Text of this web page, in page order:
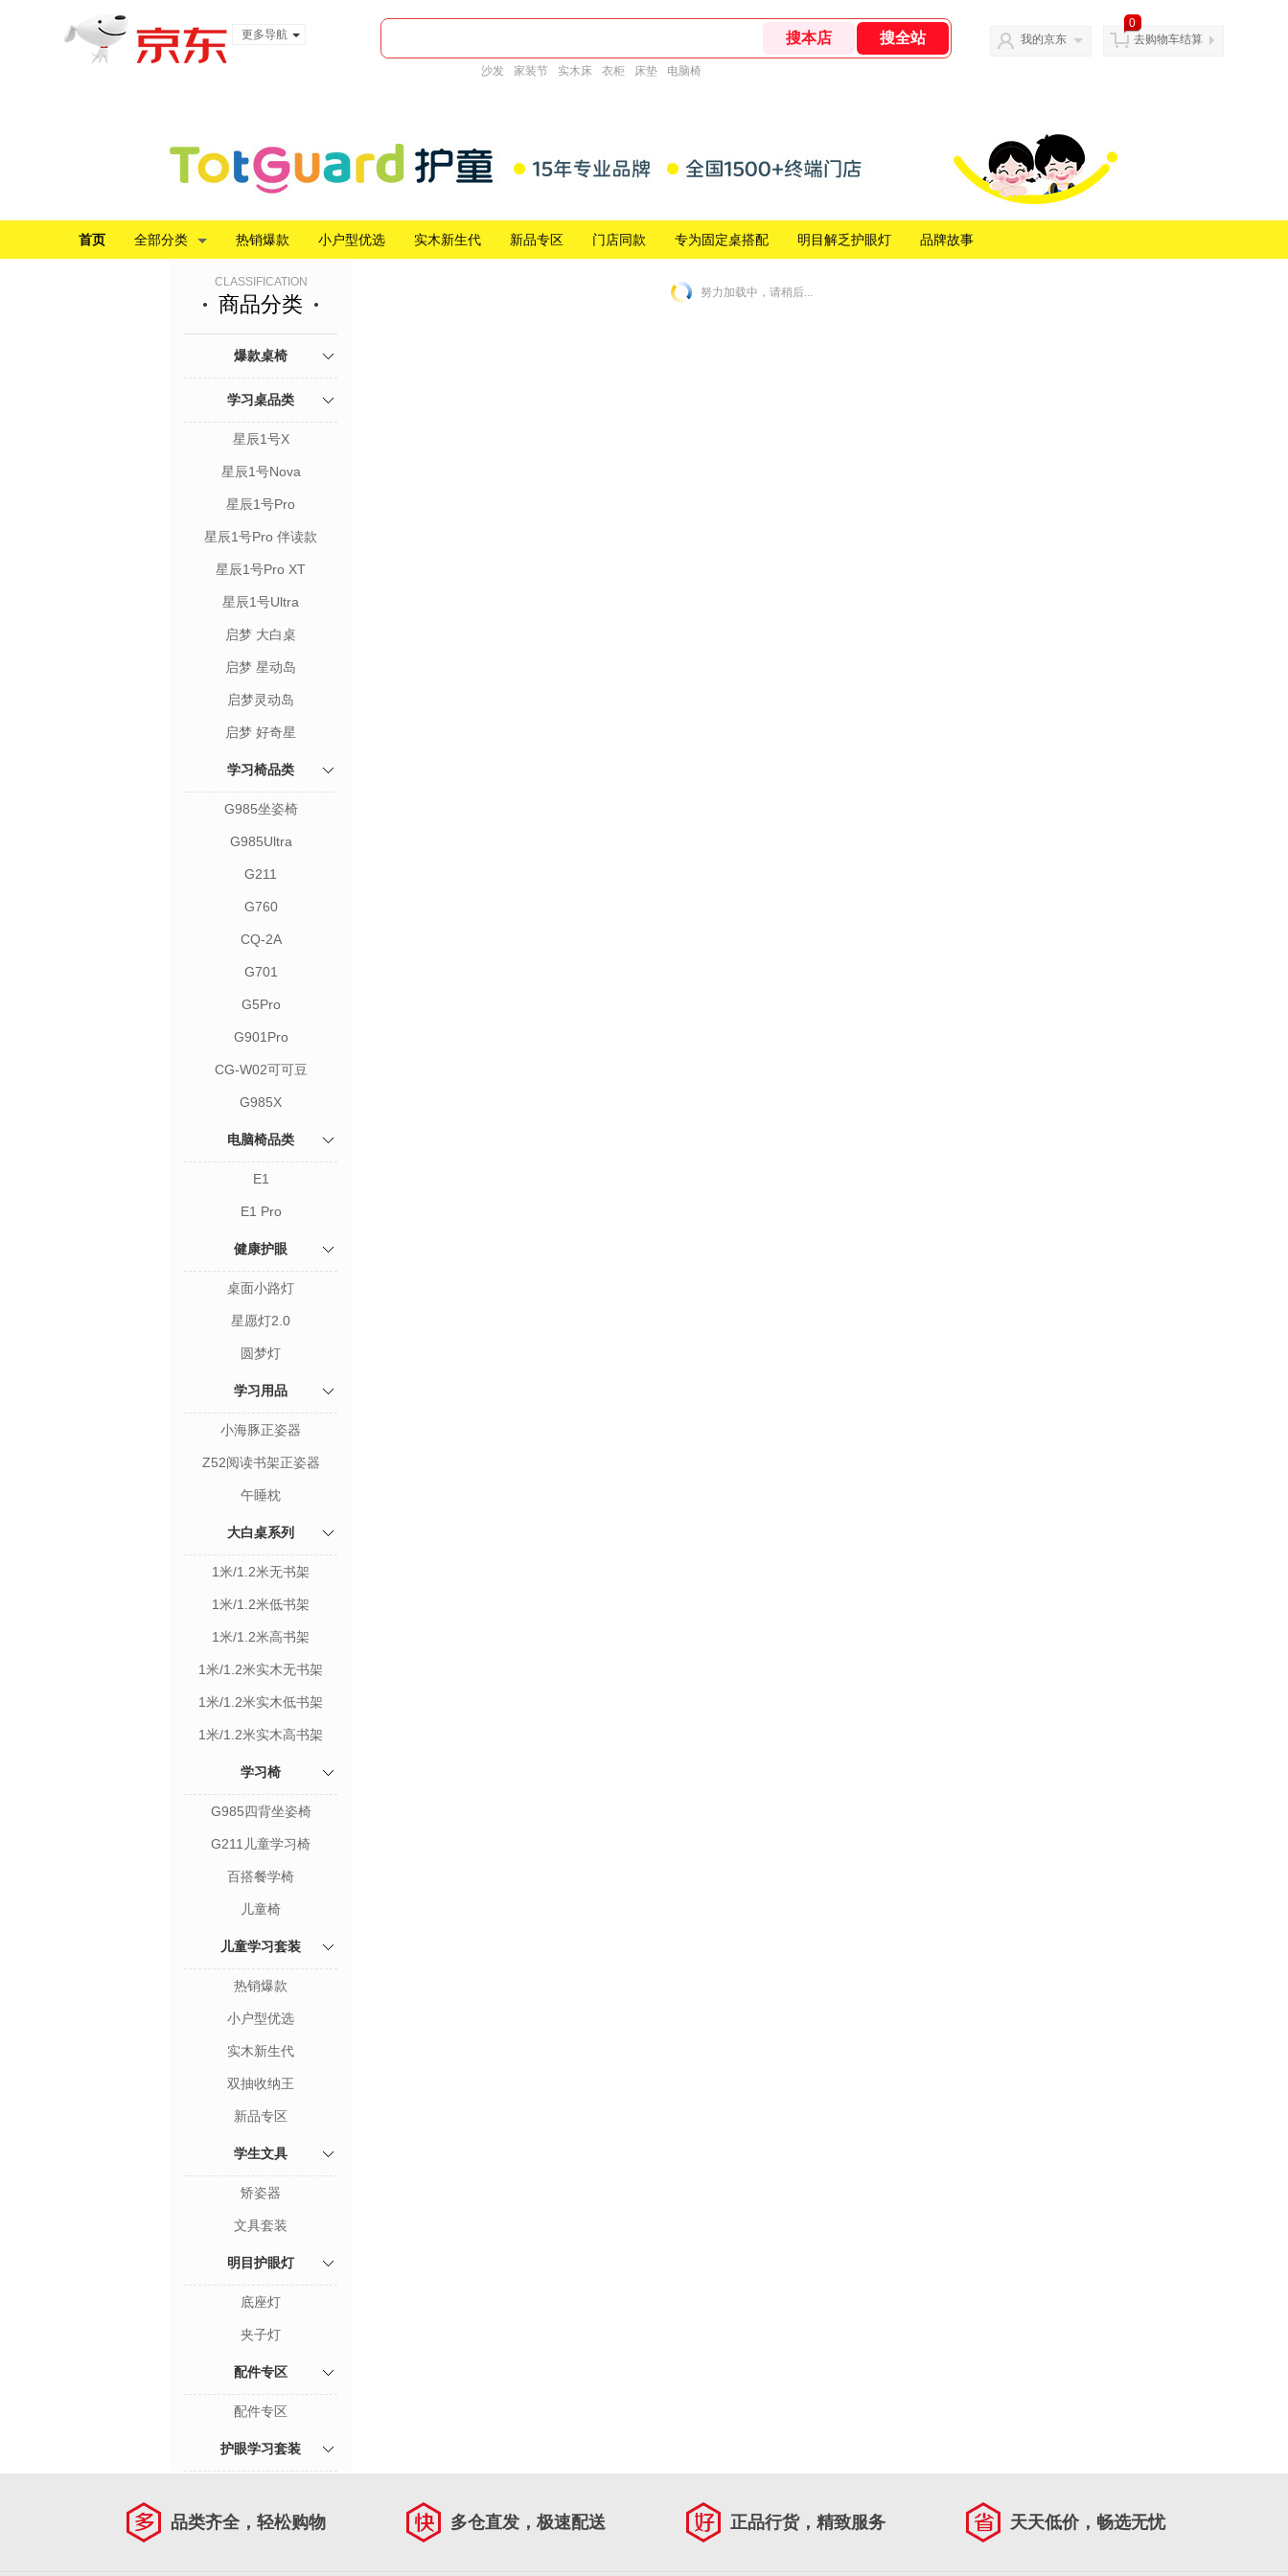
更多导航
沙发 家装节 实木床 衣柜 床垫 电脑椅
我的京东
0
去购物车结算
首页 全部分类 热销爆款 小户型优选 实木新生代 新品专区 门店同款 专为固定桌搭配 明目解乏护眼灯 品牌故事
CLASSIFICATION
商品分类
爆款桌椅
学习桌品类
星辰1号X
星辰1号Nova
星辰1号Pro
星辰1号Pro 伴读款
星辰1号Pro XT
星辰1号Ultra
启梦 大白桌
启梦 星动岛
启梦灵动岛
启梦 好奇星
学习椅品类
G985坐姿椅
G985Ultra
G211
G760
CQ-2A
G701
G5Pro
G901Pro
CG-W02可可豆
G985X
电脑椅品类
E1
E1 Pro
健康护眼
桌面小路灯
星愿灯2.0
圆梦灯
学习用品
小海豚正姿器
Z52阅读书架正姿器
午睡枕
大白桌系列
1米/1.2米无书架
1米/1.2米低书架
1米/1.2米高书架
1米/1.2米实木无书架
1米/1.2米实木低书架
1米/1.2米实木高书架
学习椅
G985四背坐姿椅
G211儿童学习椅
百搭餐学椅
儿童椅
儿童学习套装
热销爆款
小户型优选
实木新生代
双抽收纳王
新品专区
学生文具
矫姿器
文具套装
明目护眼灯
底座灯
夹子灯
配件专区
配件专区
护眼学习套装
努力加载中，请稍后...
品类齐全，轻松购物 多仓直发，极速配送 正品行货，精致服务 天天低价，畅选无忧